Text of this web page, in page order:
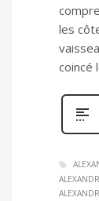
les
coincé